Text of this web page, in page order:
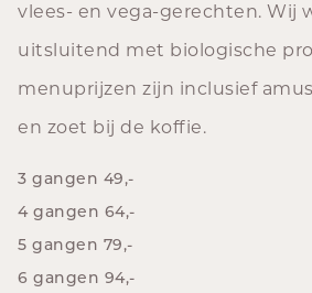
vlees- en vega-gerechten. Wij
uitsluitend met biologische
menuprijzen zijn inclusief
en zoet bij de koffie.
3 gangen 49,-
4 gangen 64,-
5 gangen 79,-
6 gangen 94,-